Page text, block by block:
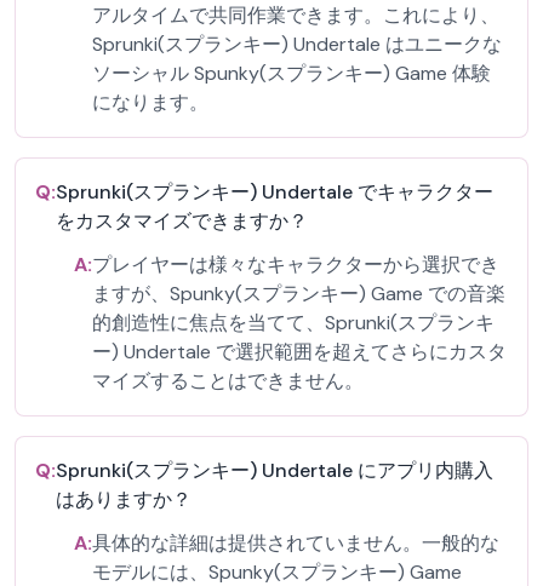
アルタイムで共同作業できます。これにより、
Sprunki(スプランキー) Undertale はユニークな
ソーシャル Spunky(スプランキー) Game 体験
になります。
Q:Sprunki(スプランキー) Undertale でキャラクター
をカスタマイズできますか？
A:プレイヤーは様々なキャラクターから選択でき
ますが、Spunky(スプランキー) Game での音楽
的創造性に焦点を当てて、Sprunki(スプランキ
ー) Undertale で選択範囲を超えてさらにカスタ
マイズすることはできません。
Q:Sprunki(スプランキー) Undertale にアプリ内購入
はありますか？
A:具体的な詳細は提供されていません。一般的な
モデルには、Spunky(スプランキー) Game